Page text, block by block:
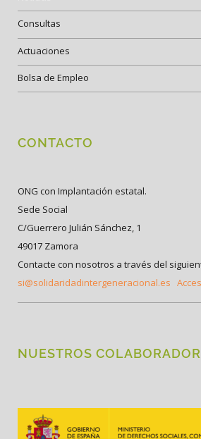
Consultas
Actuaciones
Bolsa de Empleo
CONTACTO
ONG con Implantación estatal.
Sede Social
C/Guerrero Julián Sánchez, 1
49017 Zamora
Contacte con nosotros a través del
si@solidaridadintergeneracional.es
NUESTROS